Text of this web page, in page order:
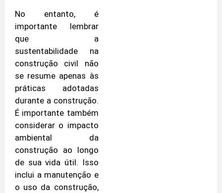
No entanto, é
importante lembrar
que a
sustentabilidade na
construção civil não
se resume apenas às
práticas adotadas
durante a construção.
É importante também
considerar o impacto
ambiental da
construção ao longo
de sua vida útil. Isso
inclui a manutenção e
o uso da construção,